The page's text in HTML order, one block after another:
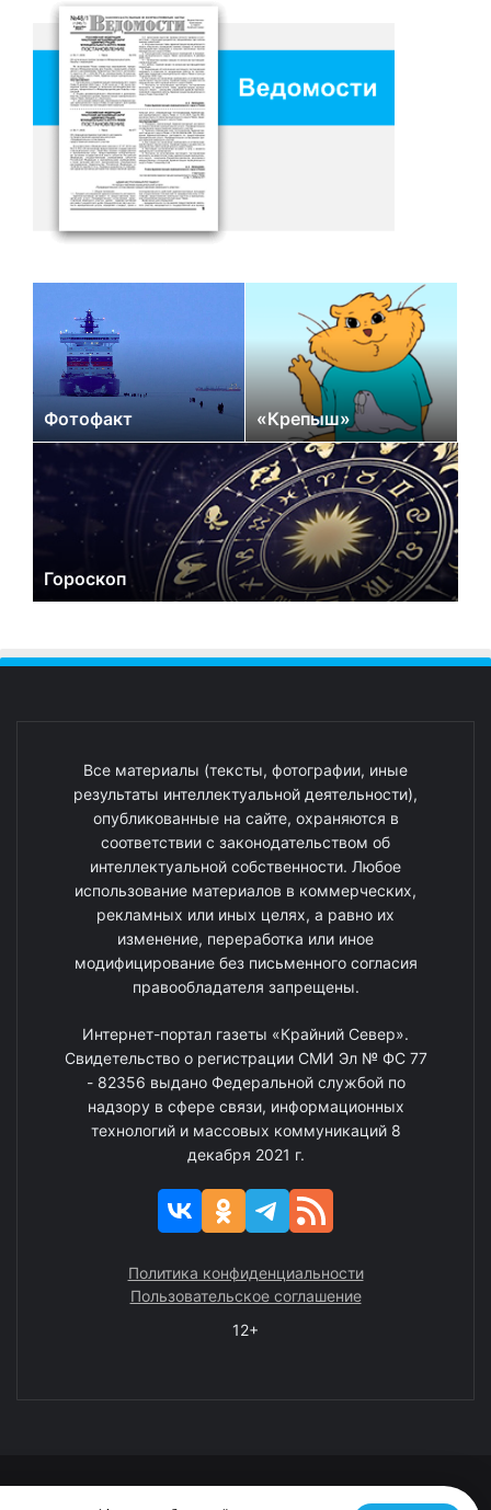
Фотофакт «Крепыш»
Гороскоп
Все материалы (тексты, фотографии, иные
результаты интеллектуальной деятельности),
опубликованные на сайте, охраняются в
соответствии с законодательством об
интеллектуальной собственности. Любое
использование материалов в коммерческих,
рекламных или иных целях, а равно их
изменение, переработка или иное
модифицирование без письменного согласия
правообладателя запрещены.
Интернет-портал газеты «Крайний Север».
Свидетельство о регистрации СМИ Эл № ФС 77
- 82356 выдано Федеральной службой по
надзору в сфере связи, информационных
технологий и массовых коммуникаций 8
декабря 2021 г.
Политика конфиденциальности
Пользовательское соглашение
12+